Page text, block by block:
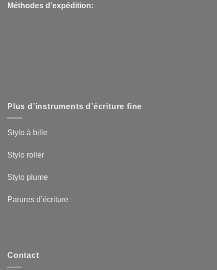
Méthodes d’expédition:
Plus d’instruments d’écriture fine
Stylo à bille
Stylo roller
Stylo plume
Parures d’écriture
Contact